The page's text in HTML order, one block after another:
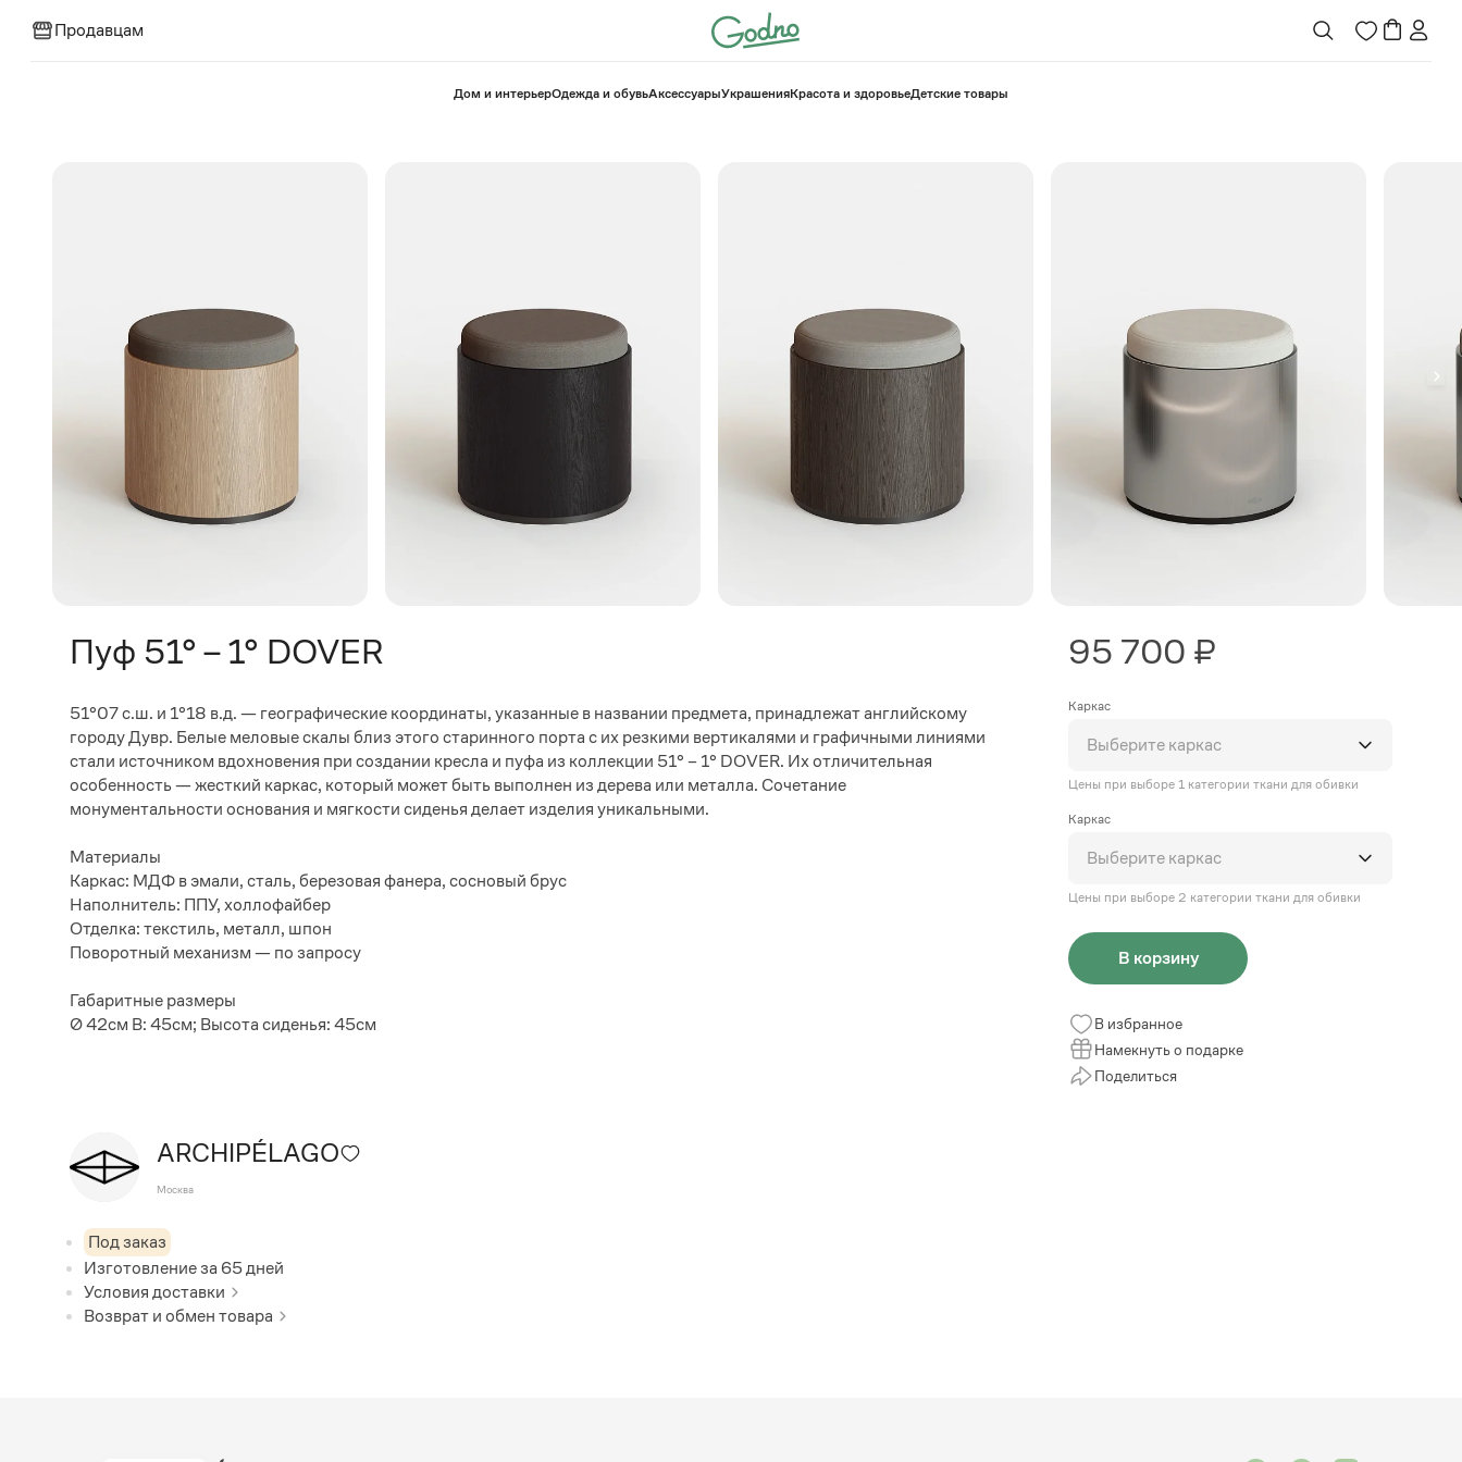
Продавцам
⁠Дом и интерьерОдежда и обувьАксессуарыУкрашенияКрасота и здоровье⁠Детские товары
Пуф 51° – 1° DOVER
51°07 с.ш. и 1°18 в.д. — географические координаты, указанные в названии предмета, принадлежат английскому
городу Дувр. Белые меловые скалы близ этого старинного порта с их резкими вертикалями и графичными линиями
стали источником вдохновения при создании кресла и пуфа из коллекции 51° – 1° DOVER. Их отличительная
особенность — жесткий каркас, который может быть выполнен из дерева или металла. Сочетание
монументальности основания и мягкости сиденья делает изделия уникальными.
Материалы
Каркас: МДФ в эмали, сталь, березовая фанера, сосновый брус
Наполнитель: ППУ, холлофайбер
Отделка: текстиль, металл, шпон
Поворотный механизм — по запросу
Габаритные размеры
Ø 42см В: 45см; Высота сиденья: 45см
ARCHIPÉLAGO
Москва
Под заказ
Изготовление за 65дней
Условия доставки
Возврат и обмен товара
95 700 ₽
Каркас
Выберите каркас
Цены при выборе 1 категории ткани для обивки
Каркас
Выберите каркас
Цены при выборе 2 категории ткани для обивки
В корзину
В избранное
Намекнуть о подарке
Поделиться